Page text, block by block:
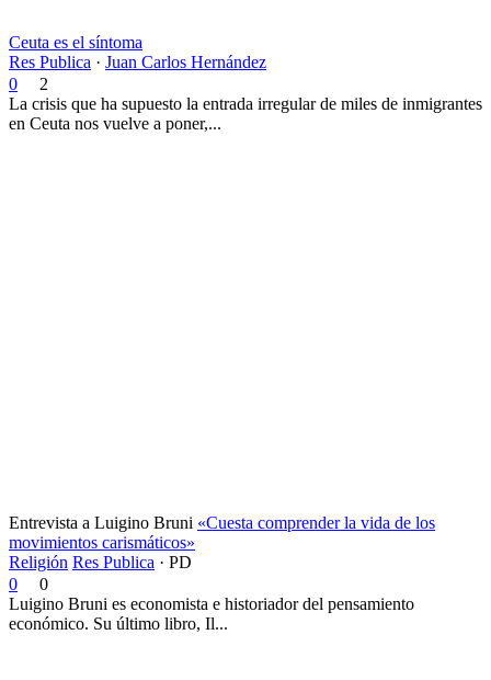
Ceuta es el síntoma
Res Publica · Juan Carlos Hernández
0
2
La crisis que ha supuesto la entrada irregular de miles de inmigrantes
en Ceuta nos vuelve a poner,...
Entrevista a Luigino Bruni «Cuesta comprender la vida de los
movimientos carismáticos»
Religión Res Publica · PD
0
0
Luigino Bruni es economista e historiador del pensamiento
económico. Su último libro, Il...